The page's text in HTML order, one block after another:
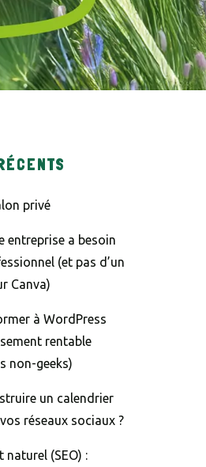
privé
entreprise a besoin
(et pas d’un
Canva)
à WordPress
rentable
non-geeks)
un calendrier
réseaux sociaux ?
naturel (SEO) :